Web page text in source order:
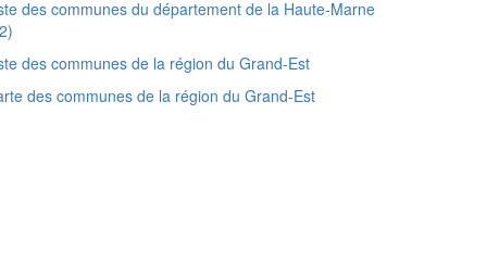
des communes du département de la Haute-Marne
des communes de la région du Grand-Est
des communes de la région du Grand-Est